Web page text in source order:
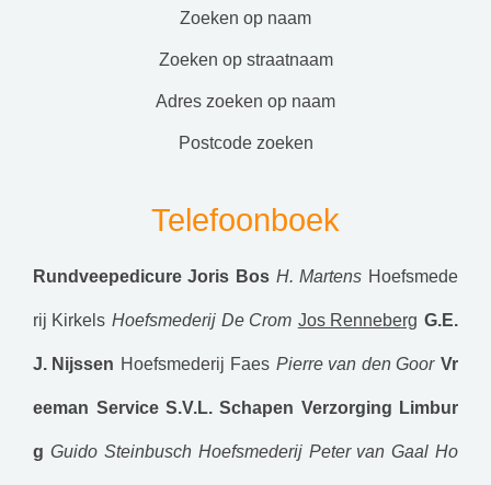
zoeken op naam
zoeken op straatnaam
adres zoeken op naam
postcode zoeken
Telefoonboek
Rundveepedicure Joris Bos H. Martens Hoefsmede
rij Kirkels Hoefsmederij De Crom Jos Renneberg G.E.
J. Nijssen Hoefsmederij Faes Pierre van den Goor Vr
eeman Service S.V.L. Schapen Verzorging Limbur
g Guido Steinbusch Hoefsmederij Peter van Gaal Ho